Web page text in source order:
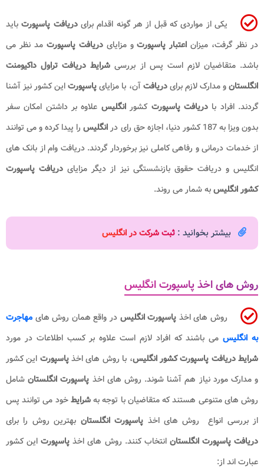
یکی از مواردی که قبل از هر گونه اقدام برایدریافت پاسپورتباید
در نظر گرفت، میزان اعتبار پاسپورتو مزایای دریافت پاسپورت مد نظر می
باشد. متقاضیان لازم است پس از بررسی شرایط دریافت تراول داکیومنت
انگلستانو مدارک لازم برایدریافتآن، با مزایایپاسپورتاین کشور نیز آشنا
گردند. افراد بادریافت پاسپورت کشورانگلیس علاوه بر داشتن امکان سفر
بدون ویزا به 187 کشور دنیا، اجازه حق رای در
انگلیسرا پیدا کرده و می توانند
از خدمات درمانی و رفاهی کاملی نیز برخوردار گردند. دریافت وام از بانک های
انگلیس و دریافت حقوق بازنشستگی نیز از دیگر مزایای دریافت پاسپورت
کشور انگلیسبه شمار می روند.
بیشتر بخوانید : ثبت شرکت در انگلیس
روش های اخذ پاسپورت انگلیس
روش های اخذ پاسپورت انگلیس در واقع همان روش هایمهاجرت
به انگلیسمی باشند که افراد لازم است علاوه بر کسب اطلاعات در مورد
شرایط دریافت پاسپورت کشور انگلیس، با روش های اخذپاسپورت این کشور
و مدارک مورد نیاز هم آشنا شوند. روش های اخذ پاسپورت انگلستانشامل
روش های متنوعی هستند که متقاضیان با توجه بهشرایطخود می توانند پس
از بررسی انواع روش های اخذ پاسپورت انگلستان بهترین روش را برای
دریافت پاسپورت انگلستان انتخاب کنند. روش های اخذ پاسپورتاین کشور
عبارت اند از: